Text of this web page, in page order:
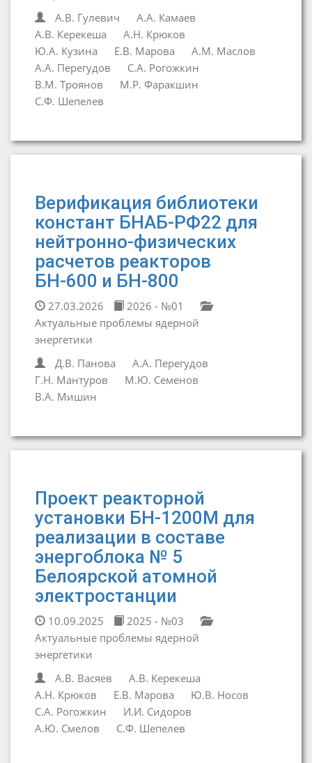
А.В. Гулевич
А.А. Камаев
А.В. Керекеша
А.Н. Крюков
Ю.А. Кузина
Е.В. Марова
А.М. Маслов
А.А. Перегудов
С.А. Рогожкин
В.М. Троянов
М.Р. Фаракшин
С.Ф. Шепелев
Верификация библиотеки
констант БНАБ-РФ22 для
нейтронно-физических
расчетов реакторов
БН-600 и БН-800
27.03.2026
2026 - №01
Актуальные проблемы ядерной
энергетики
Д.В. Панова
А.А. Перегудов
Г.Н. Мантуров
М.Ю. Семенов
В.А. Мишин
Проект реакторной
установки БН-1200М для
реализации в составе
энергоблока № 5
Белоярской атомной
электростанции
10.09.2025
2025 - №03
Актуальные проблемы ядерной
энергетики
А.В. Васяев
А.В. Керекеша
А.Н. Крюков
Е.В. Марова
Ю.В. Носов
С.А. Рогожкин
И.И. Сидоров
А.Ю. Смелов
С.Ф. Шепелев